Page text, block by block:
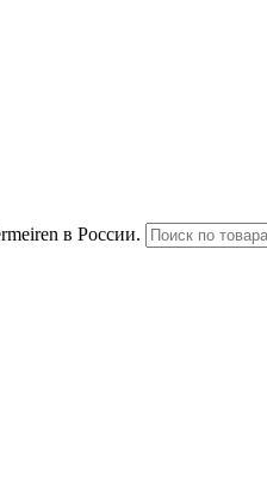
в России.